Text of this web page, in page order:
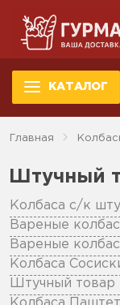
КАТАЛОГ
Главная
Штучный
Колбаса с/к
Вареные
Вареные
Колбаса
Штучный товар